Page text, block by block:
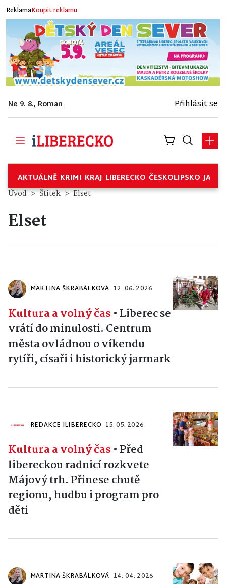
ReklamaKoupit reklamu
Ne 9. 8., Roman Přihlásit se
AKTUÁLNĚ KRIMI KRAJ LIBERECKO ČESKOLIPSKO
Úvod Štítek Elset
Elset
MARTINA ŠKRABÁLKOVÁ 12. 06. 2026
Kultura a volný čas • Liberec se
vrátí do minulosti. Centrum
města ovládnou o víkendu
rytíři, císaři i historický jarmark
REDAKCE ILIBERECKO 15. 05. 2026
Kultura a volný čas • Před
libereckou radnicí rozkvete
Májový trh. Přinese chutě
regionu, hudbu i program pro
děti
MARTINA ŠKRABÁLKOVÁ 14. 04. 2026